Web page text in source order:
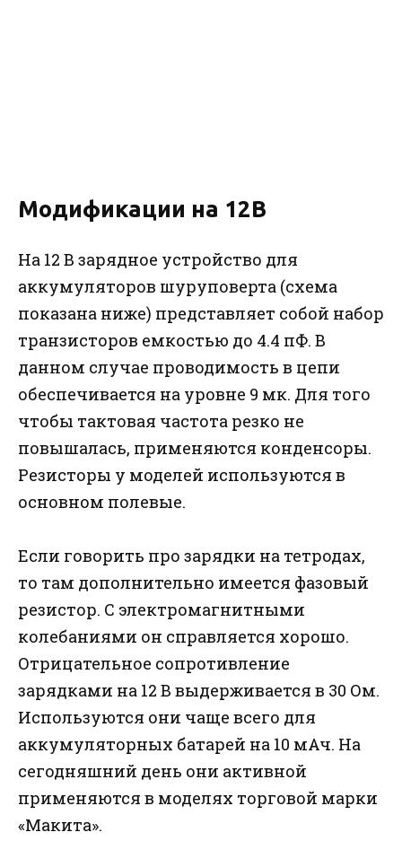
Модификации на 12В
На 12 В зарядное устройство для
аккумуляторов шуруповерта (схема
показана ниже) представляет собой набор
транзисторов емкостью до 4.4 пФ. В
данном случае проводимость в цепи
обеспечивается на уровне 9 мк. Для того
чтобы тактовая частота резко не
повышалась, применяются конденсоры.
Резисторы у моделей используются в
основном полевые.
Если говорить про зарядки на тетродах,
то там дополнительно имеется фазовый
резистор. С электромагнитными
колебаниями он справляется хорошо.
Отрицательное сопротивление
зарядками на 12 В выдерживается в 30 Ом.
Используются они чаще всего для
аккумуляторных батарей на 10 мАч. На
сегодняшний день они активной
применяются в моделях торговой марки
«Макита».